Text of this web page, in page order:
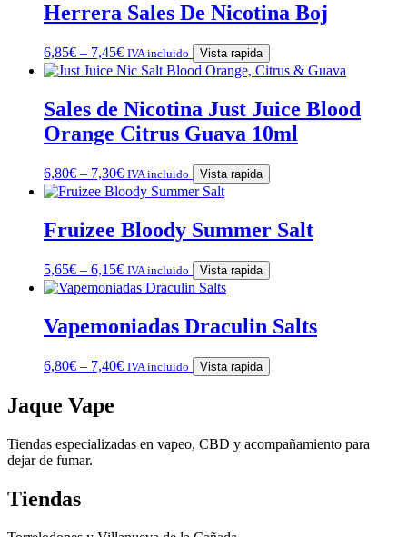
Herrera Sales De Nicotina Boj
6,85€ – 7,45€ IVA incluido Vista rapida
Sales de Nicotina Just Juice Blood
Orange Citrus Guava 10ml
6,80€ – 7,30€ IVA incluido Vista rapida
Fruizee Bloody Summer Salt
5,65€ – 6,15€ IVA incluido Vista rapida
Vapemoniadas Draculin Salts
6,80€ – 7,40€ IVA incluido Vista rapida
Jaque Vape
Tiendas especializadas en vapeo, CBD y acompañamiento para
dejar de fumar.
Tiendas